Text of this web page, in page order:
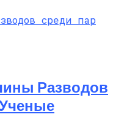
Разводов